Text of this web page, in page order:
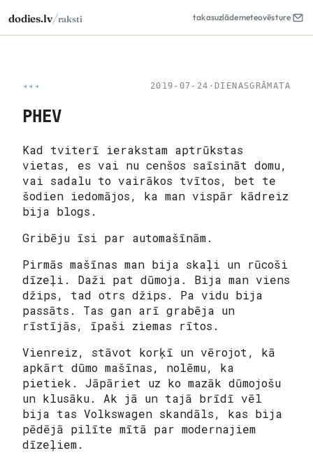
dodies.lv/raksti takasuzlādemeteovēsture
◂◂◂ 2019-07-24 · DIENASGRĀMATA
PHEV
Kad tviterī ierakstam aptrūkstas
vietas, es vai nu cenšos saīsināt domu,
vai sadalu to vairākos tvītos, bet te
šodien iedomājos, ka man vispār kādreiz
bija blogs.
Gribēju īsi par automašīnām.
Pirmās mašīnas man bija skaļi un rūcoši
dīzeļi. Daži pat dūmoja. Bija man viens
džips, tad otrs džips. Pa vidu bija
passāts. Tas gan arī grabēja un
rīstījās, īpaši ziemas rītos.
Vienreiz, stāvot korķī un vērojot, kā
apkārt dūmo mašīnas, nolēmu, ka
pietiek. Jāpāriet uz ko mazāk dūmojošu
un klusāku. Ak jā un tajā brīdī vēl
bija tas Volkswagen skandāls, kas bija
pēdējā pilīte mītā par modernajiem
dīzeļiem.